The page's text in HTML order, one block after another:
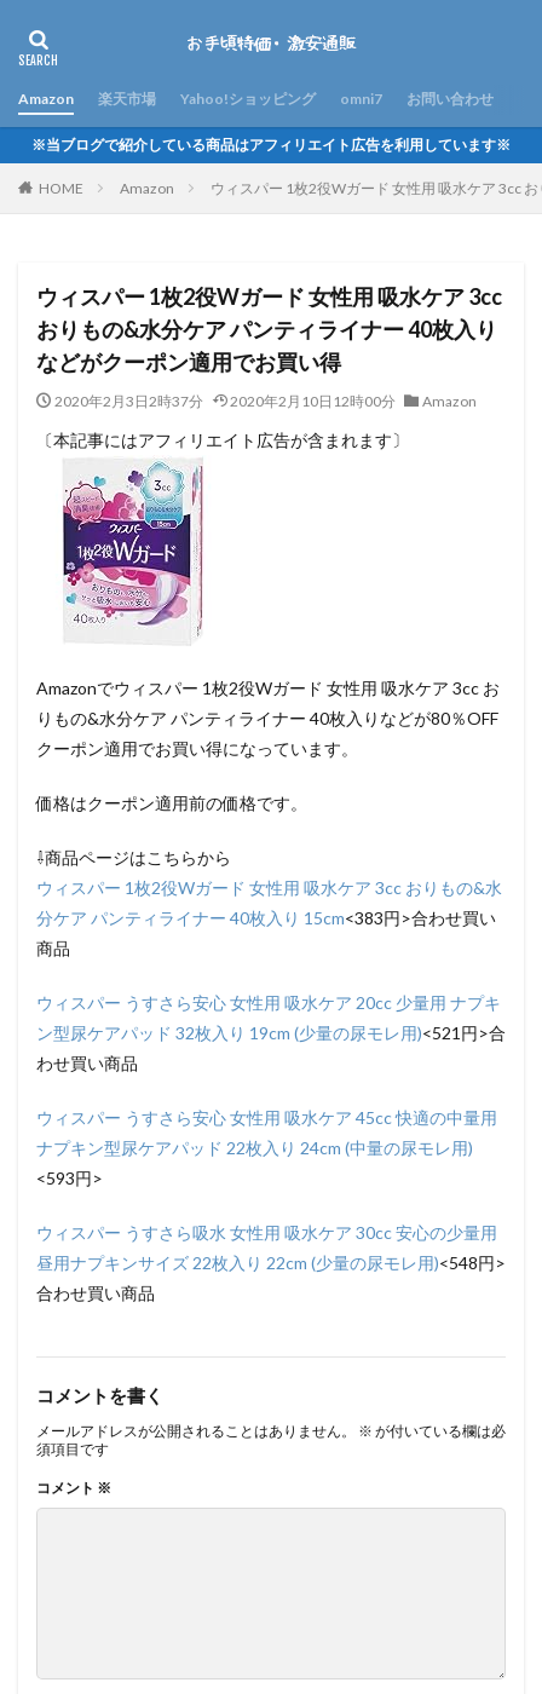
Amazon 楽天市場 Yahoo!ショッピング omni7 お問い合わせ
※当ブログで紹介している商品はアフィリエイト広告を利用しています※
HOME Amazon ウィスパー 1枚2役Wガード 女性用 吸水ケア 3cc
ウィスパー 1枚2役Wガード 女性用 吸水ケア 3cc
おりもの&水分ケア パンティライナー 40枚入り
などがクーポン適用でお買い得
2020年2月3日2時37分 2020年2月10日12時00分 Amazon
〔本記事にはアフィリエイト広告が含まれます〕
Amazonでウィスパー 1枚2役Wガード 女性用 吸水ケア 3cc お
りもの&水分ケア パンティライナー 40枚入りなどが80％OFF
クーポン適用でお買い得になっています。
価格はクーポン適用前の価格です。
⇩商品ページはこちらから
ウィスパー 1枚2役Wガード 女性用 吸水ケア 3cc おりもの&水
分ケア パンティライナー 40枚入り 15cm<383円>合わせ買い
商品
ウィスパー うすさら安心 女性用 吸水ケア 20cc 少量用 ナプキ
ン型尿ケアパッド 32枚入り 19cm (少量の尿モレ用)<521円>合
わせ買い商品
ウィスパー うすさら安心 女性用 吸水ケア 45cc 快適の中量用
ナプキン型尿ケアパッド 22枚入り 24cm (中量の尿モレ用)
<593円>
ウィスパー うすさら吸水 女性用 吸水ケア 30cc 安心の少量用
昼用ナプキンサイズ 22枚入り 22cm (少量の尿モレ用)<548円>
合わせ買い商品
コメントを書く
メールアドレスが公開されることはありません。 ※ が付いている欄は必
須項目です
コメント ※